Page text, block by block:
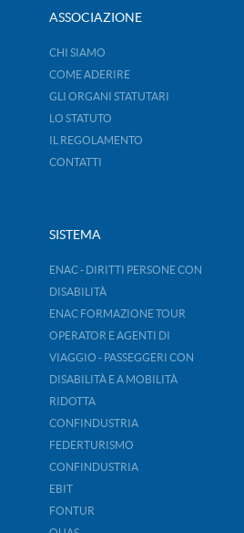
ASSOCIAZIONE
CHI SIAMO
COME ADERIRE
GLI ORGANI STATUTARI
LO STATUTO
IL REGOLAMENTO
CONTATTI
SISTEMA
ENAC - DIRITTI PERSONE CON
DISABILITÀ
ENAC FORMAZIONE TOUR
OPERATOR E AGENTI DI
VIAGGIO - PASSEGGERI CON
DISABILITÀ E A MOBILITÀ
RIDOTTA
CONFINDUSTRIA
FEDERTURISMO
CONFINDUSTRIA
EBIT
FONTUR